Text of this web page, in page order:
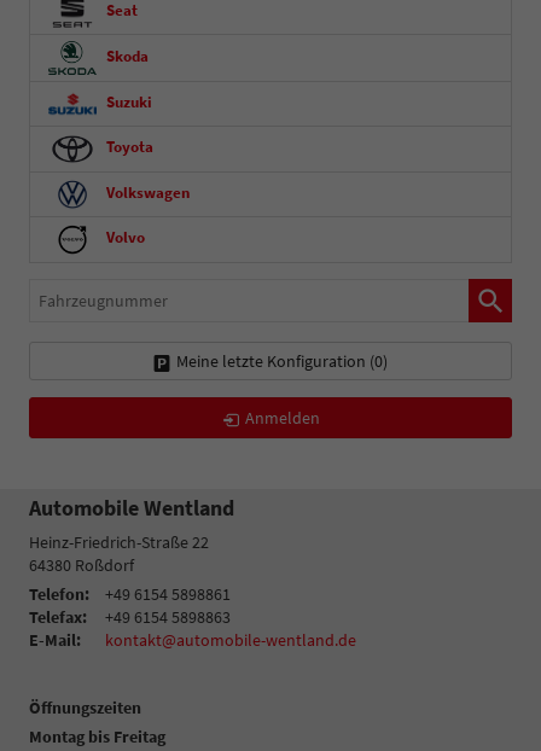
Seat
Skoda
Suzuki
Toyota
Volkswagen
Volvo
Fahrzeugnummer
Meine letzte Konfiguration (0)
Anmelden
Automobile Wentland
Heinz-Friedrich-Straße 22
64380 Roßdorf
Telefon:
+49 6154 5898861
Telefax:
+49 6154 5898863
E-Mail:
kontakt@automobile-wentland.de
Öffnungszeiten
Montag bis Freitag